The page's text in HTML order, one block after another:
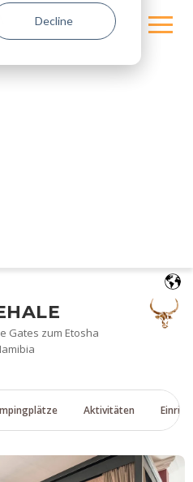
Decline
Gates zum Etosha
Aktivitäten